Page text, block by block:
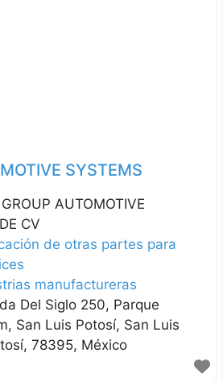
SYSTEMS
AUTOMOTIVE
CV
de otras partes para
manufactureras
Del Siglo 250, Parque
San Luis Potosí San Luis
78395 México